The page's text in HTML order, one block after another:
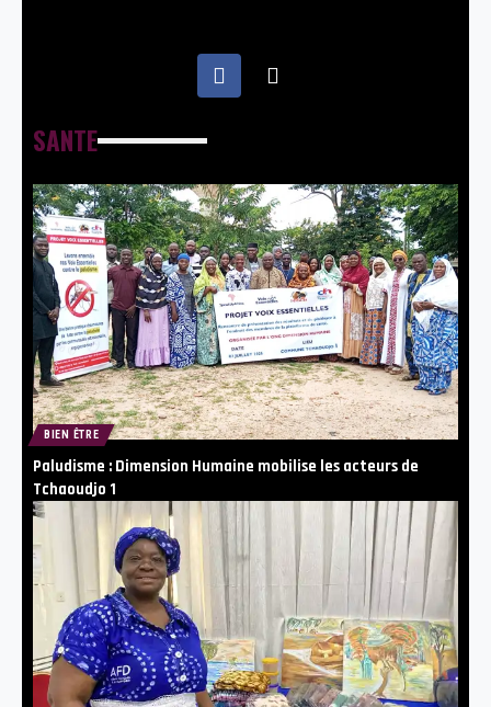
SANTE
BIEN ÊTRE
Paludisme : Dimension Humaine mobilise les acteurs de
Tchaoudjo 1